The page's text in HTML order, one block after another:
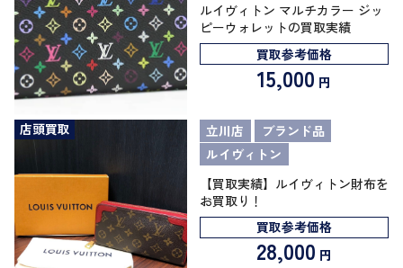
ルイヴィトン マルチカラー ジッ
ピーウォレットの買取実績
買取参考価格
15,000 円
店頭買取 立川店
ブランド品
ルイヴィトン
【買取実績】ルイヴィトン財布を
お買取り！
買取参考価格
28,000 円